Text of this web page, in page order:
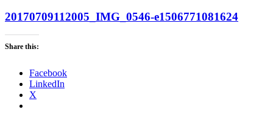
20170709112005_IMG_0546-e1506771081624
Share this:
Facebook
LinkedIn
X